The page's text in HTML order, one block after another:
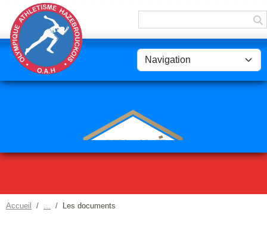
Accueil Les documents
Panneau de gestion des cookies